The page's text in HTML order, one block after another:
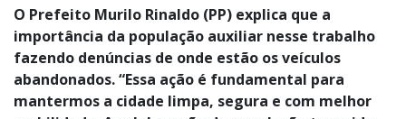
O Prefeito Murilo Rinaldo (PP) explica que a
importância da população auxiliar nesse trabalho
fazendo denúncias de onde estão os veículos
abandonados. “Essa ação é fundamental para
mantermos a cidade limpa, segura e com melhor